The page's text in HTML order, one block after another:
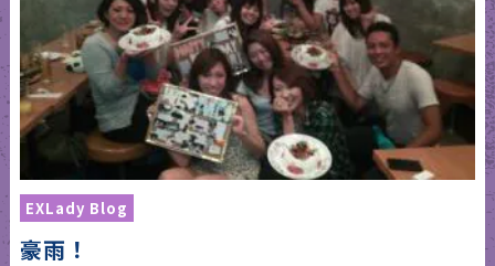
EXLady Blog
豪雨！